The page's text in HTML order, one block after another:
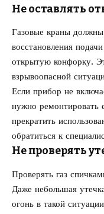
Не оставлять
Газовые краны
восстановления
открытую конфорку.
взрывоопасной
Если прибор не
нужно ремонтировать
прекратить
обратиться к
Не проверять
Проверять газ
Даже небольшая
огонь в такой